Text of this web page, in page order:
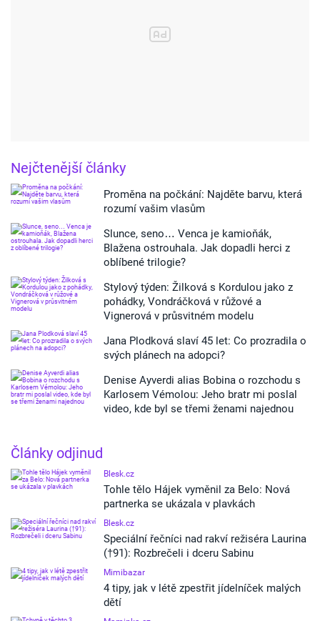
Nejčtenější články
Proměna na počkání: Najděte barvu, která
rozumí vašim vlasům
Slunce, seno… Venca je kamioňák,
Blažena ostrouhala. Jak dopadli herci z
oblíbené trilogie?
Stylový týden: Žilková s Kordulou jako z
pohádky, Vondráčková v růžové a
Vignerová v průsvitném modelu
Jana Plodková slaví 45 let: Co prozradila o
svých plánech na adopci?
Denise Ayverdi alias Bobina o rozchodu s
Karlosem Vémolou: Jeho bratr mi poslal
video, kde byl se třemi ženami najednou
Články odjinud
Blesk.cz
Tohle tělo Hájek vyměnil za Belo: Nová
partnerka se ukázala v plavkách
Blesk.cz
Speciální řečníci nad rakví režiséra Laurina
(†91): Rozbrečeli i dceru Sabinu
Mimibazar
4 tipy, jak v létě zpestřit jídelníček malých
dětí